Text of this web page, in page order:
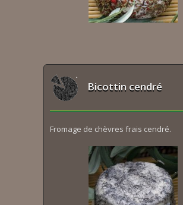
Bicottin cendré
Fromage de chèvres frais cendré.